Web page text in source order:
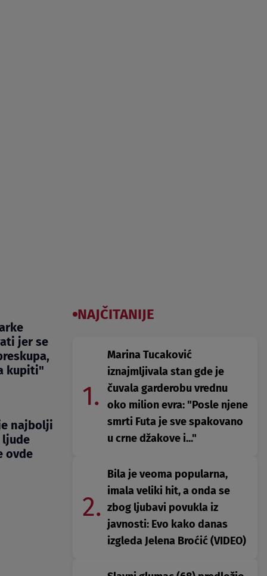
jer se
kupiti"
najbolji
ljude
ovde
NAJČITANIJE
1.
Marina Tucaković
iznajmljivala stan gde je
čuvala garderobu vrednu
oko milion evra: "Posle njene
smrti Futa je sve spakovano
u crne džakove i..."
2.
Bila je veoma popularna,
imala veliki hit, a onda se
zbog ljubavi povukla iz
javnosti: Evo kako danas
izgleda Jelena Broćić (VIDEO)